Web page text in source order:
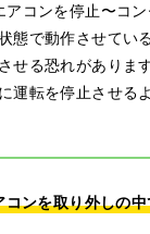
コンを停止〜コン
態で動作させてい
せる恐れがありま
運転を停止させる
コンを取り外しの